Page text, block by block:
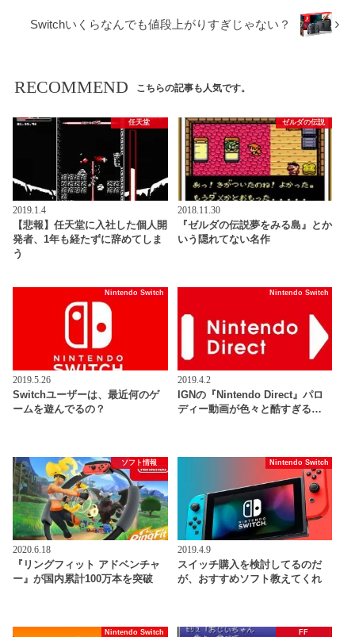
Switchいくらなんでも値段上がりすぎじゃない？
RECOMMEND こちらの記事も人気です。
任天堂
2019.1.4
【悲報】任天堂に入社した個人開
発者、1年も経たずに辞めてしま
う
ゼルダの伝説
2018.11.30
『ゼルダの伝説夢をみる島』とか
いう隠れてない名作
Nintendo Switch
2019.5.26
Switchユーザーは、最近何のゲ
ームを遊んでるの？
Nintendo Switch
2019.4.2
IGNの『Nintendo Direct』パロ
ディー動画が色々と酷すぎる…
ソフト情報
2020.6.18
『リングフィット アドベンチャ
ー』が国内累計100万本を突破
Nintendo Switch
2019.4.9
スイッチ購入を検討してるのだ
が、おすすめソフト教えてくれ
Nintendo Switch FF